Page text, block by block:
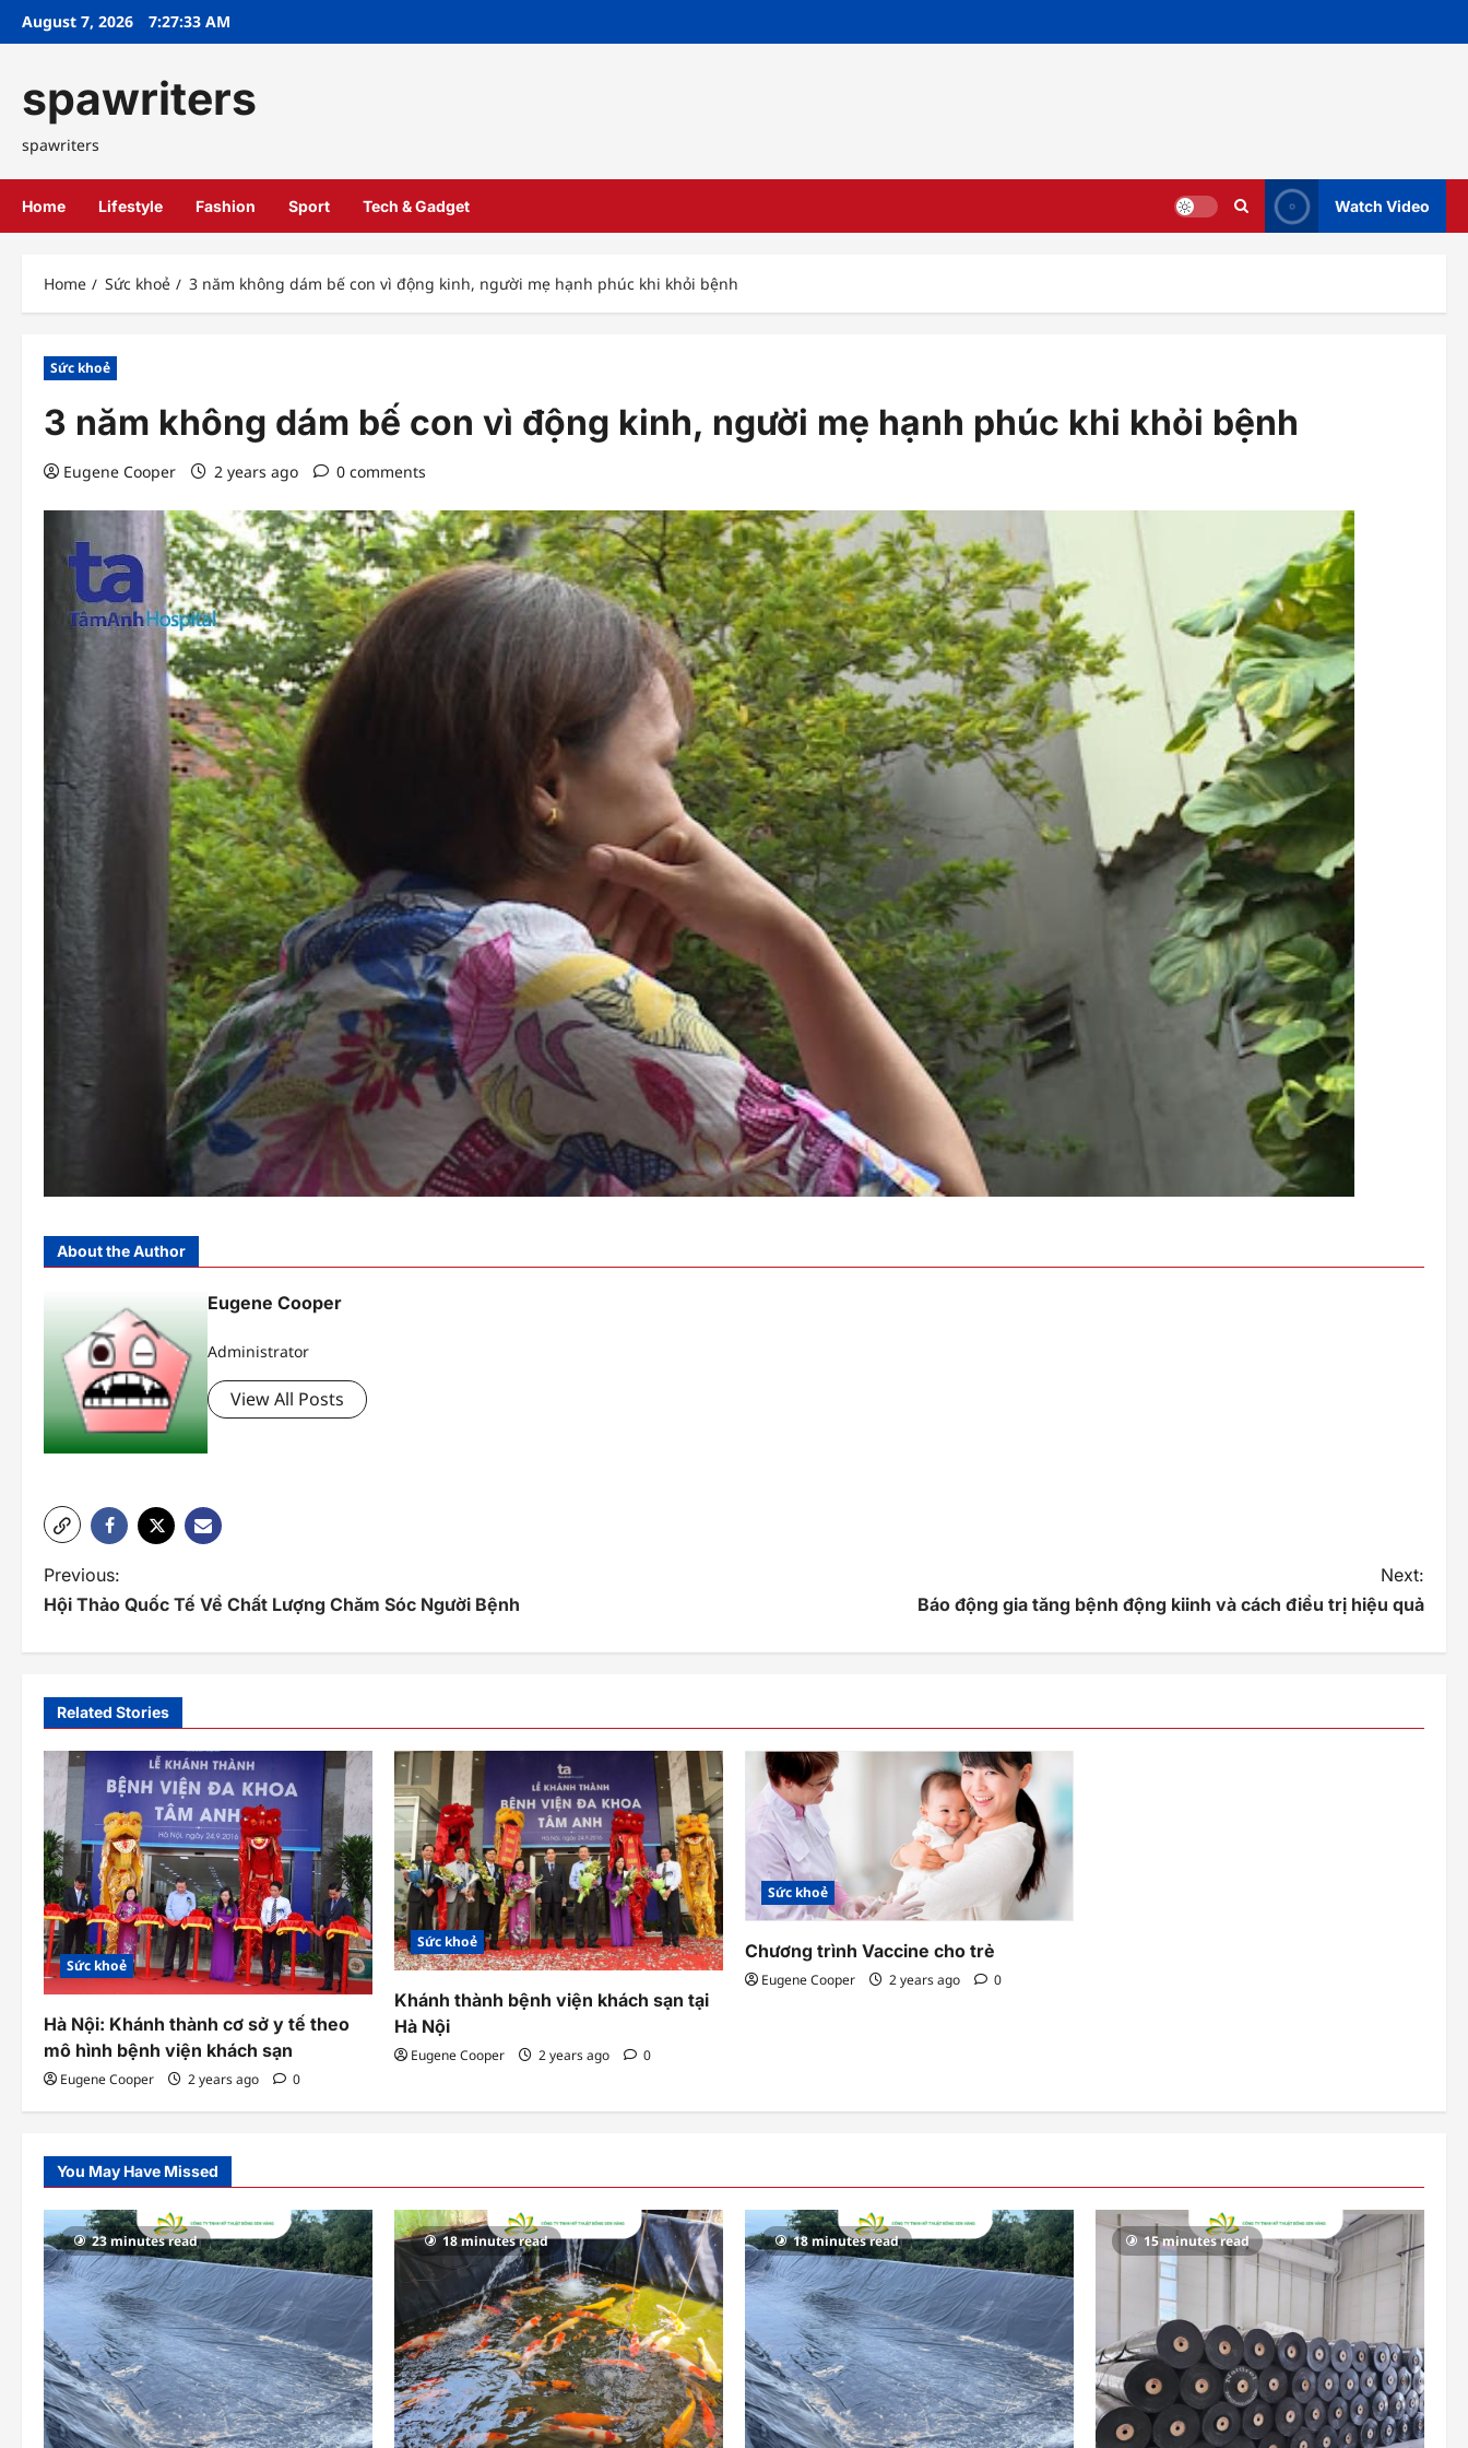
SkipAugust 7, 2026 7:27:34 AM
spawriters
spawriters
Home Lifestyle Fashion Sport Tech & Gadget Watch Video
Home Sức khoẻ 3 năm không dám bế con vì động kinh, người mẹ hạnh phúc khi khỏi bệnh
Sức khoẻ
3 năm không dám bế con vì động kinh, người mẹ hạnh phúc khi khỏi bệnh
Eugene Cooper 2 years ago 0 comments
About the Author
Eugene Cooper
Administrator
View All Posts
P
o
s
t
n
a
i
g
a
t
i
o
n
Previous:
Hội Thảo Quốc Tế Về Chất Lượng Chăm Sóc Người Bệnh
Next:
Báo động gia tăng bệnh động kiinh và cách điều trị hiệu quả
Related Stories
Sức khoẻ
Hà Nội: Khánh thành cơ sở y tế theo
mô hình bệnh viện khách sạn
Eugene Cooper 2 years ago 0
Sức khoẻ
Khánh thành bệnh viện khách sạn tại
Hà Nội
Eugene Cooper 2 years ago 0
Sức khoẻ
Chương trình Vaccine cho trẻ
Eugene Cooper 2 years ago 0
You May Have Missed
23 minutes read 18 minutes read 18 minutes read 15 minutes read